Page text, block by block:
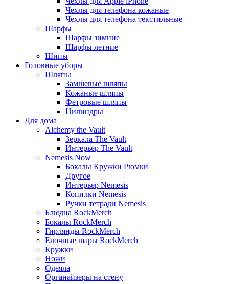
Чехлы для телефона кожаные
Чехлы для телефона текстильные
Шарфы
Шарфы зимние
Шарфы летние
Шипы
Головные уборы
Шляпы
Замшевые шляпы
Кожаные шляпы
Фетровые шляпы
Цилиндры
Для дома
Alchemy the Vault
Зеркала The Vault
Интерьер The Vault
Nemesis Now
Бокалы Кружки Рюмки
Другое
Интерьер Nemesis
Копилки Nemesis
Ручки тетради Nemesis
Блюдца RockMerch
Бокалы RockMerch
Гирлянды RockMerch
Елочные шары RockMerch
Кружки
Ножи
Одеяла
Органайзеры на стену